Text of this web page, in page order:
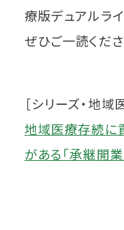
療版デュアルラ
ぜひご一読くださ
［シリーズ・地
地域医療存続に
がある「承継開業